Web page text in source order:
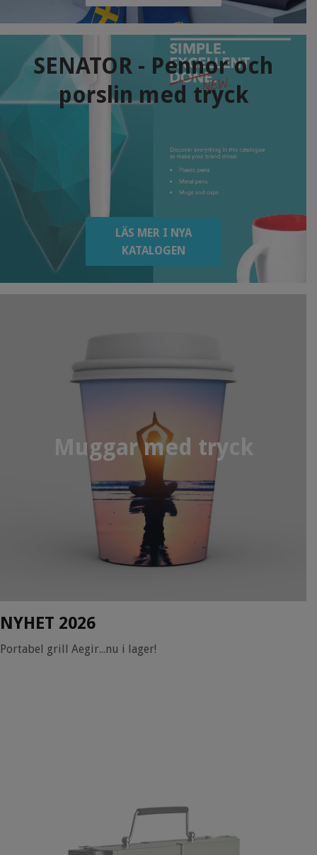
SENATOR - Pennor och
porslin med tryck
LÄS MER I NYA
KATALOGEN
Muggar med tryck
NYHET 2026
Portabel grill Aegir...nu i lager!